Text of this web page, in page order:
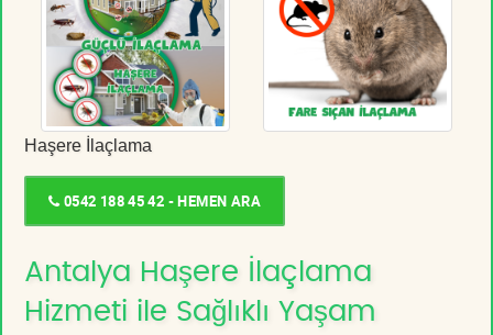
Haşere İlaçlama
0542 188 45 42 - HEMEN ARA
Antalya Haşere İlaçlama
Hizmeti ile Sağlıklı Yaşam